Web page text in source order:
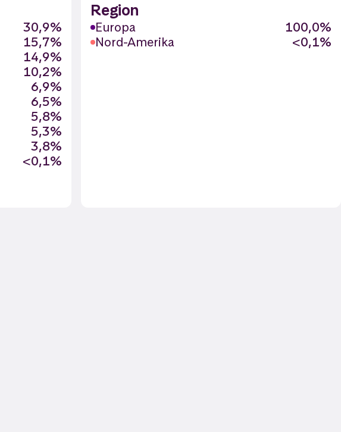
30,9%
15,7%
14,9%
10,2%
6,9%
6,5%
5,8%
5,3%
3,8%
<0,1%
Region
Europa
100,0%
Nord-Amerika
<0,1%